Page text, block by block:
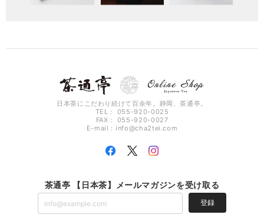
日本茶にこだわり続けて百余年。静岡、茶通亭。
TEL： 055-920-0025
FAX： 055-920-0027
E-mail： info@cha2tei.com
茶通亭 【日本茶】メールマガジンを受け取る
登録